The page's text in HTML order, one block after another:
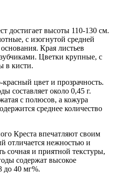
достигает высоты 110-130 см.
с изогнутой средней
Края листьев
Цветки крупные, с
в кисти.
цвет и прозрачность.
составляет около 0,45 г.
с полюсов, а кожура
среднее количество
Креста впечатляют своим
отличается нежностью и
и приятной текстуры,
содержат высокое
до 40 мг%.